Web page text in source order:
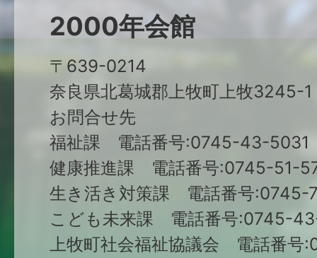
2000年会館
〒639-0214
奈良県北葛城郡上牧町上牧3245-1
お問合せ先
福祉課 電話番号:0745-43-5031
健康推進課 電話番号:0745-51-
生き活き対策課 電話番号:0745-
こども未来課 電話番号:0745-
上牧町社会福祉協議会 電話番